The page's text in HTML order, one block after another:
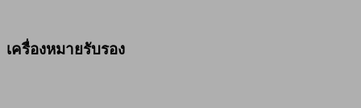
เครื่องหมายรับรอง